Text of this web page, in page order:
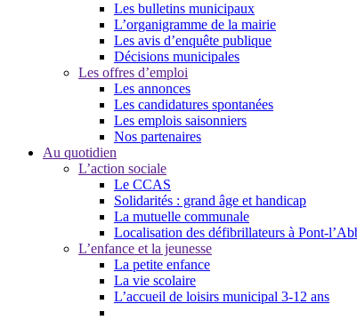
Les bulletins municipaux
L’organigramme de la mairie
Les avis d’enquête publique
Décisions municipales
Les offres d’emploi
Les annonces
Les candidatures spontanées
Les emplois saisonniers
Nos partenaires
Au quotidien
L’action sociale
Le CCAS
Solidarités : grand âge et handicap
La mutuelle communale
Localisation des défibrillateurs à Pont-
L’enfance et la jeunesse
La petite enfance
La vie scolaire
L’accueil de loisirs municipal 3-12 ans